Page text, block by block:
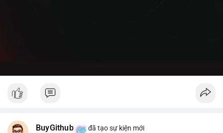
BuyGithub đã tạo sự kiện mới